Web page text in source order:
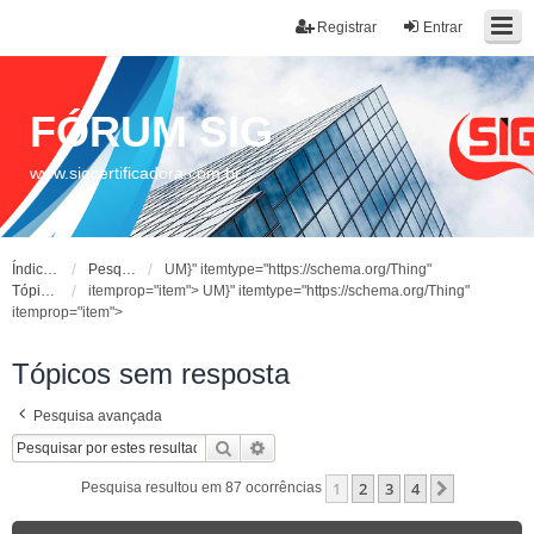
Entrar
Registrar
FÓRUM SIG
www.sigcertificadora.com.br
Índice do fórum Pesquisar
UM}" itemtype="https://schema.org/Thing"
itemprop="item">
Tópicos sem resposta
UM}" itemtype="https://schema.org/Thing"
itemprop="item">
Tópicos sem resposta
Pesquisa avançada
Pesquisar
Pesquisa resultou em 87 ocorrências 1 2 3 4